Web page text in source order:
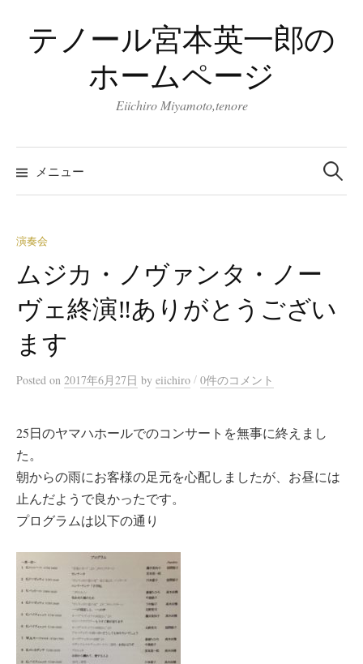
テノール宮本英一郎の
ホームページ
Eiichiro Miyamoto,tenore
メニュー
検
索:
演奏会
ムジカ・ノヴァンタ・ノー
ヴェ終演‼ありがとうござい
ます
Posted on 2017年6月27日 by eiichiro / 0件のコメント
25日のヤマハホールでのコンサートを無事に終えまし
た。
朝からの雨にお客様の足元を心配しましたが、お昼には
止んだようで良かったです。
プログラムは以下の通り